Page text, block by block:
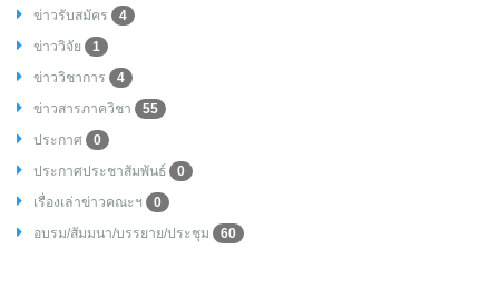
ข่าวรับสมัคร
4
ข่าววิจัย
1
ข่าววิชาการ
4
ข่าวสารภาควิชา
55
ประกาศ
0
ประกาศประชาสัมพันธ์
0
เรื่องเล่าข่าวคณะฯ
0
อบรม/สัมมนา/บรรยาย/ประชุม
60